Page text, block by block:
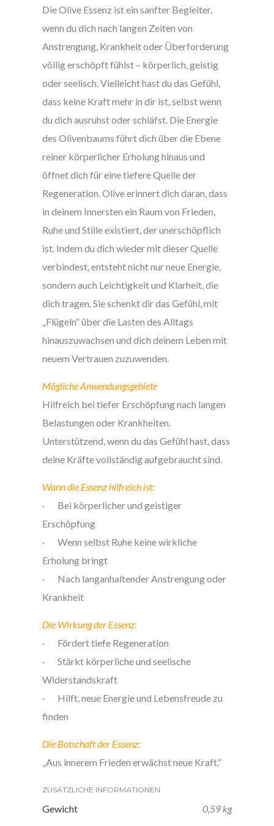
Die Olive Essenz ist ein sanfter Begleiter,
wenn du dich nach langen Zeiten von
Anstrengung, Krankheit oder Überforderung
völlig erschöpft fühlst – körperlich, geistig
oder seelisch. Vielleicht hast du das Gefühl,
dass keine Kraft mehr in dir ist, selbst wenn
du dich ausruhst oder schläfst. Die Energie
des Olivenbaums führt dich über die Ebene
reiner körperlicher Erholung hinaus und
öffnet dich für eine tiefere Quelle der
Regeneration. Olive erinnert dich daran, dass
in deinem Innersten ein Raum von Frieden,
Ruhe und Stille existiert, der unerschöpflich
ist. Indem du dich wieder mit dieser Quelle
verbindest, entsteht nicht nur neue Energie,
sondern auch Leichtigkeit und Klarheit, die
dich tragen. Sie schenkt dir das Gefühl, mit
„Flügeln“ über die Lasten des Alltags
hinauszuwachsen und dich deinem Leben mit
neuem Vertrauen zuzuwenden.
Mögliche Anwendungsgebiete
Hilfreich bei tiefer Erschöpfung nach langen
Belastungen oder Krankheiten.
Unterstützend, wenn du das Gefühl hast, dass
deine Kräfte vollständig aufgebraucht sind.
Wann die Essenz hilfreich ist:
· Bei körperlicher und geistiger
Erschöpfung
· Wenn selbst Ruhe keine wirkliche
Erholung bringt
· Nach langanhaltender Anstrengung oder
Krankheit
Die Wirkung der Essenz:
· Fördert tiefe Regeneration
· Stärkt körperliche und seelische
Widerstandskraft
· Hilft, neue Energie und Lebensfreude zu
finden
Die Botschaft der Essenz:
„Aus innerem Frieden erwächst neue Kraft.“
ZUSÄTZLICHE INFORMATIONEN
Gewicht 0,59 kg